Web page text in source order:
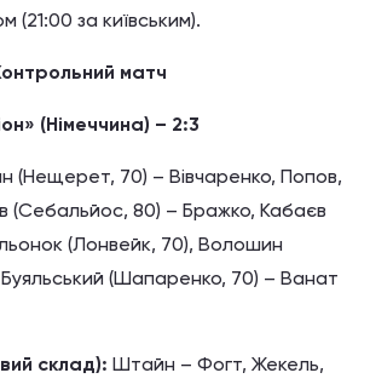
(21:00 за київським).
матч
(Німеччина) – 2:3
(Нещерет, 70) – Вівчаренко, Попов,
(Себальйос, 80) – Бражко, Кабаєв
(Лонвейк, 70), Волошин
(Шапаренко, 70) – Ванат
склад): Штайн – Фогт, Жекель,